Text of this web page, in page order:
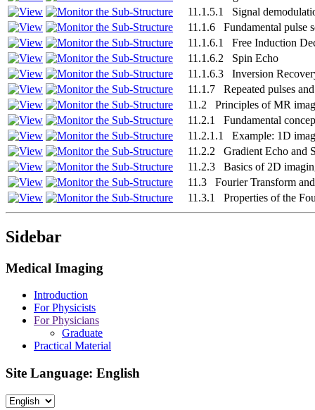
11.1.5.1 Signal
11.1.6 Fundamental pulse
11.1.6.1 Free Induction
11.1.6.2 Spin Echo
11.1.6.3 Inversion
11.1.7 Repeated pulses
11.2 Principles of MR
11.2.1 Fundamental
11.2.1.1 Example: 1D
11.2.2 Gradient Echo and
11.2.3 Basics of 2D
11.3 Fourier Transform
11.3.1 Properties of the
Sidebar
Medical Imaging
Introduction
For Physicists
For Physicians
Graduate
Practical Material
Site Language: English